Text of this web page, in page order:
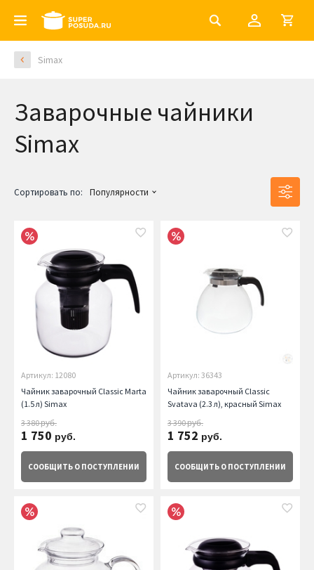
Simax
Заварочные чайники
Simax
Сортировать по: Популярности
Артикул: 12080
Чайник заварочный Classic Marta
(1.5 л) Simax
3 380руб.
1 750 руб.
СООБЩИТЬ О ПОСТУПЛЕНИИ
Артикул: 36343
Чайник заварочный Classic
Svatava (2.3 л), красный Simax
3 390руб.
1 752 руб.
СООБЩИТЬ О ПОСТУПЛЕНИИ